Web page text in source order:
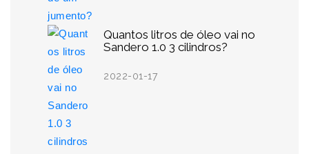
Quantos litros de óleo vai no
Sandero 1.0 3 cilindros?
2022-01-17